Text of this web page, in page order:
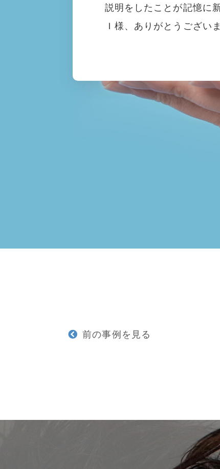
説明をしたことが記憶に
Ｉ様、ありがとうござい
前の事例を見る